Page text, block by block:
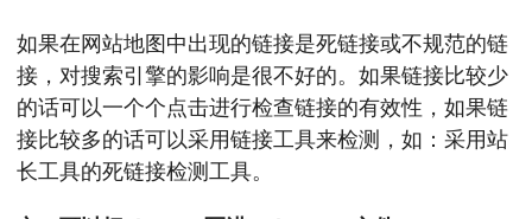
如果在网站地图中出现的链接是死链接或不规范的链
接，对搜索引擎的影响是很不好的。如果链接比较少
的话可以一个个点击进行检查链接的有效性，如果链
接比较多的话可以采用链接工具来检测，如：采用站
长工具的死链接检测工具。